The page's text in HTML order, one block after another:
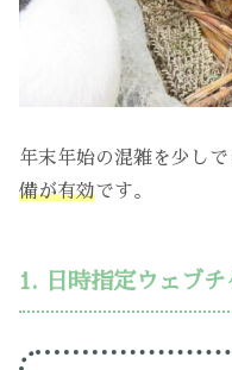
年末年始の混雑を少しで
備が有効です。
1. 日時指定ウェブ